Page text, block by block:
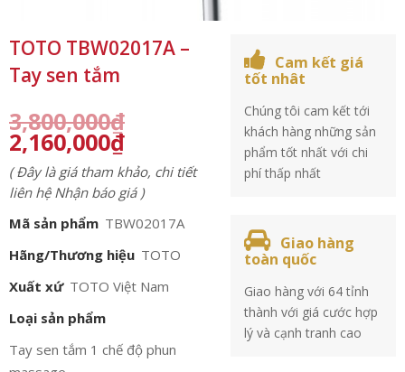
TOTO TBW02017A –
Tay sen tắm
3,800,000₫
2,160,000₫
( Đây là giá tham khảo, chi tiết
liên hệ Nhận báo giá )
Mã sản phẩm TBW02017A
Hãng/Thương hiệu TOTO
Xuất xứ TOTO Việt Nam
Loại sản phẩm
Tay sen tắm 1 chế độ phun
Cam kết giá
tốt nhât
Chúng tôi cam kết tới
khách hàng những sản
phẩm tốt nhất với chi
phí thấp nhất
Giao hàng
toàn quốc
Giao hàng với 64 tỉnh
thành với giá cước hợp
lý và cạnh tranh cao